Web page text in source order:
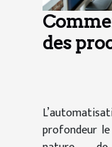
des
profondeur